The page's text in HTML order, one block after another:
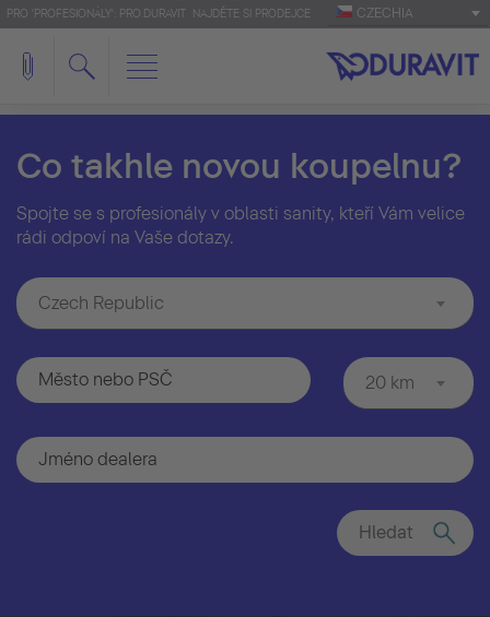
PRO 'PROFESIONÁLY': PRO.DURAVIT NAJDĚTE SI PRODEJCE CZECHIA
Co takhle novou koupelnu?
Spojte se s profesionály v oblasti sanity, kteří Vám velice
rádi odpoví na Vaše dotazy.
Czech Republic
20 km
Hledat